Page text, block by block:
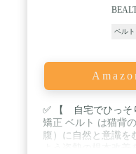
取り外して、ベルト
っています。 その
す。 自分の好きな
整がしやすい点がメ
の色は靴の色と合わ
合わせると失敗しに
ブラウン系のメッシ
にも合わせやすく、
ベルト
✅ 【 自宅でひっ
矯正 ベルト は猫背
腹）に自然と意識を